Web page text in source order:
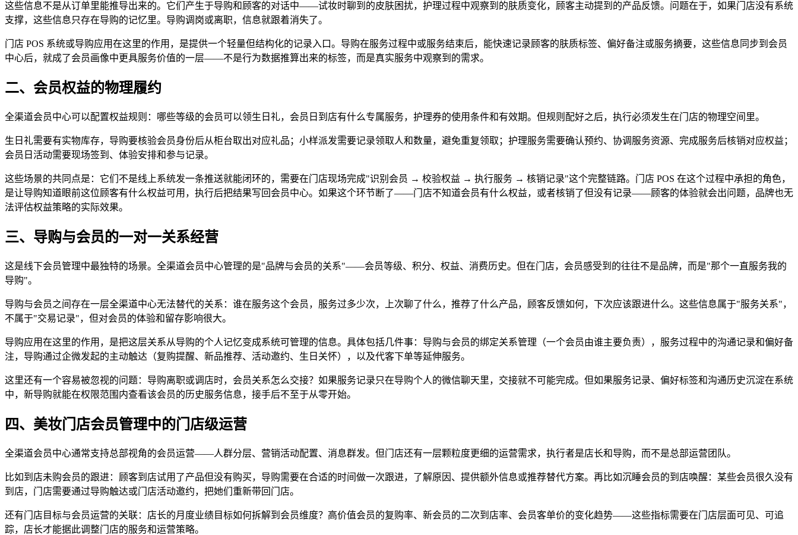
这些信息不是从订单里能推导出来的。它们产生于导购和顾客的对话中——试妆时聊到的皮肤困扰，护理过程中观察到的肤质变化，顾客主动提到的产品反馈。问题在于，如果门店没有系统
支撑，这些信息只存在导购的记忆里。导购调岗或离职，信息就跟着消失了。
门店 POS 系统或导购应用在这里的作用，是提供一个轻量但结构化的记录入口。导购在服务过程中或服务结束后，能快速记录顾客的肤质标签、偏好备注或服务摘要，这些信息同步到会员
中心后，就成了会员画像中更具服务价值的一层——不是行为数据推算出来的标签，而是真实服务中观察到的需求。
二、会员权益的物理履约
全渠道会员中心可以配置权益规则：哪些等级的会员可以领生日礼，会员日到店有什么专属服务，护理券的使用条件和有效期。但规则配好之后，执行必须发生在门店的物理空间里。
生日礼需要有实物库存，导购要核验会员身份后从柜台取出对应礼品；小样派发需要记录领取人和数量，避免重复领取；护理服务需要确认预约、协调服务资源、完成服务后核销对应权益；
会员日活动需要现场签到、体验安排和参与记录。
这些场景的共同点是：它们不是线上系统发一条推送就能闭环的，需要在门店现场完成"识别会员 → 校验权益 → 执行服务 → 核销记录"这个完整链路。门店 POS 在这个过程中承担的角色，
是让导购知道眼前这位顾客有什么权益可用，执行后把结果写回会员中心。如果这个环节断了——门店不知道会员有什么权益，或者核销了但没有记录——顾客的体验就会出问题，品牌也无
法评估权益策略的实际效果。
三、导购与会员的一对一关系经营
这是线下会员管理中最独特的场景。全渠道会员中心管理的是"品牌与会员的关系"——会员等级、积分、权益、消费历史。但在门店，会员感受到的往往不是品牌，而是"那个一直服务我的
导购"。
导购与会员之间存在一层全渠道中心无法替代的关系：谁在服务这个会员，服务过多少次，上次聊了什么，推荐了什么产品，顾客反馈如何，下次应该跟进什么。这些信息属于"服务关系"，
不属于"交易记录"，但对会员的体验和留存影响很大。
导购应用在这里的作用，是把这层关系从导购的个人记忆变成系统可管理的信息。具体包括几件事：导购与会员的绑定关系管理（一个会员由谁主要负责），服务过程中的沟通记录和偏好备
注，导购通过企微发起的主动触达（复购提醒、新品推荐、活动邀约、生日关怀），以及代客下单等延伸服务。
这里还有一个容易被忽视的问题：导购离职或调店时，会员关系怎么交接？如果服务记录只在导购个人的微信聊天里，交接就不可能完成。但如果服务记录、偏好标签和沟通历史沉淀在系统
中，新导购就能在权限范围内查看该会员的历史服务信息，接手后不至于从零开始。
四、美妆门店会员管理中的门店级运营
全渠道会员中心通常支持总部视角的会员运营——人群分层、营销活动配置、消息群发。但门店还有一层颗粒度更细的运营需求，执行者是店长和导购，而不是总部运营团队。
比如到店未购会员的跟进：顾客到店试用了产品但没有购买，导购需要在合适的时间做一次跟进，了解原因、提供额外信息或推荐替代方案。再比如沉睡会员的到店唤醒：某些会员很久没有
到店，门店需要通过导购触达或门店活动邀约，把她们重新带回门店。
还有门店目标与会员运营的关联：店长的月度业绩目标如何拆解到会员维度？高价值会员的复购率、新会员的二次到店率、会员客单价的变化趋势——这些指标需要在门店层面可见、可追
踪，店长才能据此调整门店的服务和运营策略。